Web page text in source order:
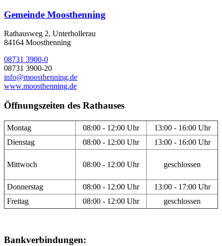
Gemeinde Moosthenning
Rathausweg 2, Unterhollerau
84164 Moosthenning
08731 3900-0
08731 3900-20
info@moosthenning.de
www.moosthenning.de
Öffnungszeiten des Rathauses
Montag 08:00 - 12:00 Uhr
13:00 - 16:00 Uhr
Dienstag
08:00 - 12:00 Uhr 13:00 - 16:00 Uhr
Mittwoch 08:00 - 12:00 Uhr geschlossen
Donnerstag 08:00 - 12:00 Uhr
13:00 - 17:00 Uhr
Freitag
08:00 - 12:00 Uhr geschlossen
Bankverbindungen: